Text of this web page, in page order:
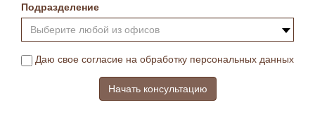
Подразделение
Выберите любой из офисов
Даю свое согласие на обработку персональных данных
Начать консультацию